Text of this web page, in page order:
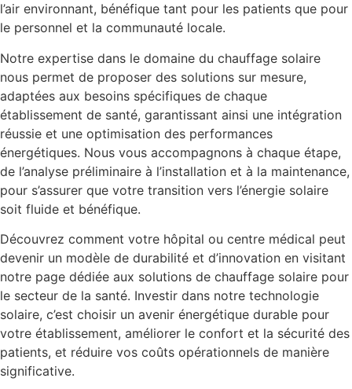
l’air environnant, bénéfique tant pour les patients que pour
le personnel et la communauté locale.
Notre expertise dans le domaine du chauffage solaire
nous permet de proposer des solutions sur mesure,
adaptées aux besoins spécifiques de chaque
établissement de santé, garantissant ainsi une intégration
réussie et une optimisation des performances
énergétiques. Nous vous accompagnons à chaque étape,
de l’analyse préliminaire à l’installation et à la maintenance,
pour s’assurer que votre transition vers l’énergie solaire
soit fluide et bénéfique.
Découvrez comment votre hôpital ou centre médical peut
devenir un modèle de durabilité et d’innovation en visitant
notre page dédiée aux solutions de chauffage solaire pour
le secteur de la santé. Investir dans notre technologie
solaire, c’est choisir un avenir énergétique durable pour
votre établissement, améliorer le confort et la sécurité des
patients, et réduire vos coûts opérationnels de manière
significative.